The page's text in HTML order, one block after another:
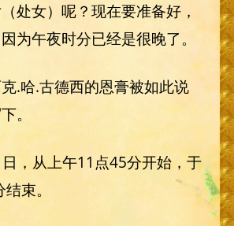
处女）呢？现在要准备好，
为午夜时分已经是很晚了。
.哈.古德西的恩膏被如此说
。
，从上午11点45分开始，于
束。